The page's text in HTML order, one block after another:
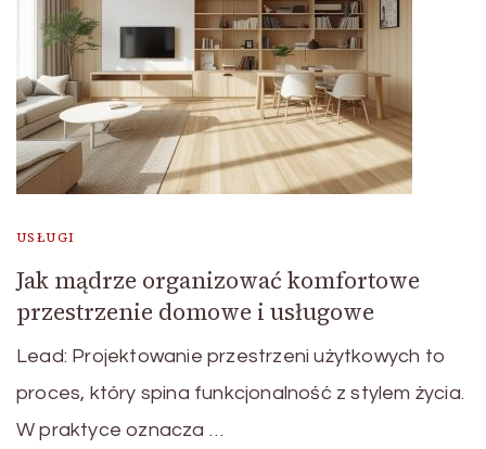
USŁUGI
Jak mądrze organizować komfortowe
przestrzenie domowe i usługowe
Lead: Projektowanie przestrzeni użytkowych to
proces, który spina funkcjonalność z stylem życia.
W praktyce oznacza …